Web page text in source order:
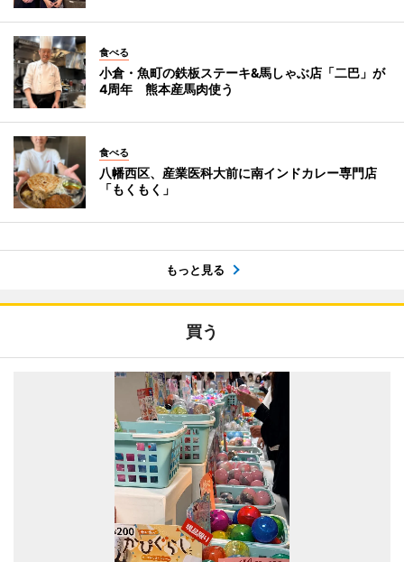
食べる
小倉・魚町の鉄板ステーキ&馬しゃぶ店「二巴」が
4周年 熊本産馬肉使う
食べる
八幡西区、産業医科大前に南インドカレー専門店
「もくもく」
もっと見る
買う